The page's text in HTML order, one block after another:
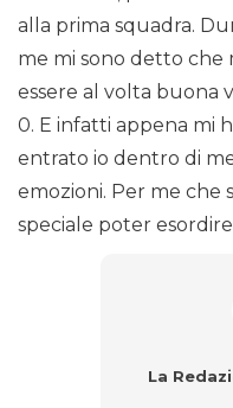
alla prima squadra.
me mi sono detto
essere al volta buona
0. E infatti appena mi
entrato io dentro di
emozioni. Per me che
speciale poter
La